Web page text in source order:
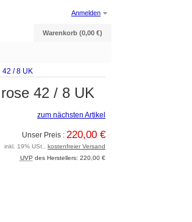
Warenkorb (0,00 €)
Anmelden
/ 8 UK
42 / 8 UK
zum nächsten Artikel
Unser Preis : 220,00 €
inkl. 19% USt., kostenfreier Versand
UVP des Herstellers: 220,00 €